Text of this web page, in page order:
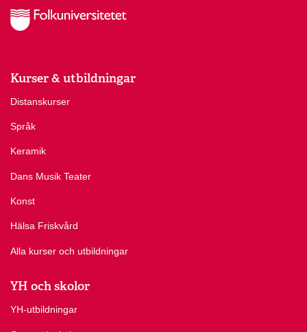
Kurser & utbildningar
Distanskurser
Språk
Keramik
Dans Musik Teater
Konst
Hälsa Friskvård
Alla kurser och utbildningar
YH och skolor
YH-utbildningar